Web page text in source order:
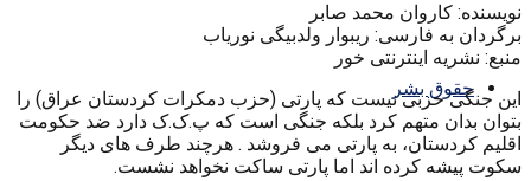
حقوق بشر
نویسنده: کاروان محمد صابر
برگردان به فارسی: ریبوار ولدبیگی نوریاب
منبع: نشریه اینترنتی خور
این جنگی حزبی نیست که پارتی (حزب دمکرات کردستان عراق) را
بتوان بدان متهم کرد بلکه جنگی است که پ.ک.ک دارد ضد حکومت
اقلیم کردستان، به پارتی می فروشد . هرچند طرف های دیگر
سکوت پیشه کرده اند اما پارتی ساکت نخواهد نشست.